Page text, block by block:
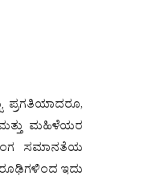
ಪ್ರಗತಿಯಾದರೂ,
ಮತ್ತು ಮಹಿಳೆಯರ
ಸಮಾನತೆಯ
ಇದು